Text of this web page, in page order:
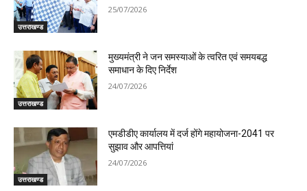
उत्तराखण्ड
25/07/2026
उत्तराखण्ड
मुख्यमंत्री ने जन समस्याओं के त्वरित एवं समयबद्ध
समाधान के दिए निर्देश
24/07/2026
उत्तराखण्ड
एमडीडीए कार्यालय में दर्ज होंगे महायोजना-2041 पर
सुझाव और आपत्तियां
24/07/2026